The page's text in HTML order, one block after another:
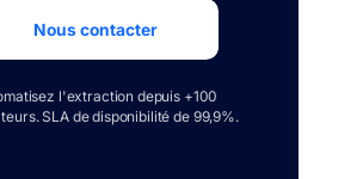
Nous contacter
l'extraction depuis +100
SLA de disponibilité de 99,9%.